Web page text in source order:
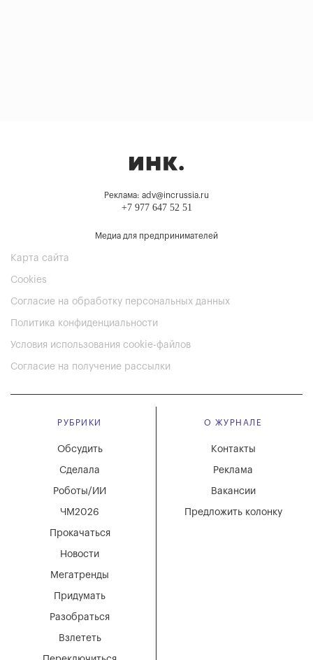
Реклама: adv@incrussia.ru
+7 977 647 52 51
Медиа для предпринимателей
Карта сайта
Cookies
Согласие на обработку персональных данных
Политика конфиденциальности
Условия использования cookie-файлов
Согласие на получение рассылки
РУБРИКИ
Мегатренды
Придумать
Разобраться
Взлететь
Новости
Обсудить
Сделала
Роботы/ИИ
ЧМ2026
Прокачаться
О ЖУРНАЛЕ
Вакансии
Реклама
Контакты
Предложить колонку